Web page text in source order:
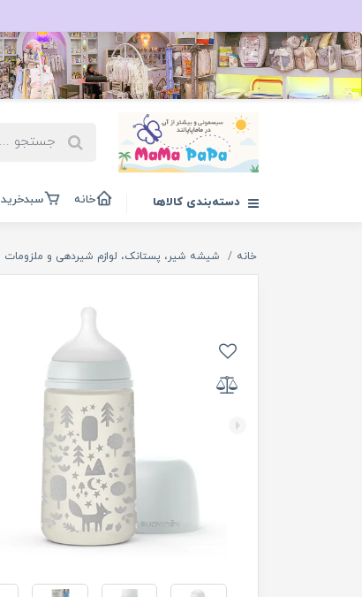
دسته‌بندی کالاها خانه سبدخرید
خانه شیشه شیر، پستانک، لوازم شیردهی و ملزومات